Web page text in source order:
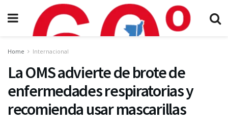
Home Internacional
La OMS advierte de brote de
enfermedades respiratorias y
recomienda usar mascarillas